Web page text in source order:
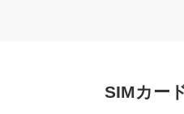
SIMカー